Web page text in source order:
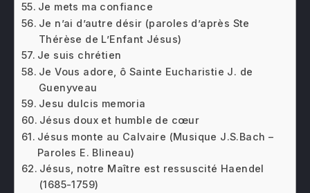
Je mets ma confiance
Je n’ai d’autre désir (paroles d’après Ste
Thérèse de L’Enfant Jésus)
Je suis chrétien
Je Vous adore, ô Sainte Eucharistie J. de
Guenyveau
Jesu dulcis memoria
Jésus doux et humble de cœur
Jésus monte au Calvaire (Musique J.S.Bach –
Paroles E. Blineau)
Jésus, notre Maître est ressuscité Haendel
(1685-1759)